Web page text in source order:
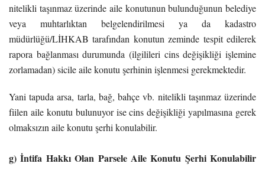
nitelikli taşınmaz üzerinde aile konutunun bulunduğunun belediye
veya muhtarlıktan belgelendirilmesi ya da kadastro
müdürlüğü/LİHKAB tarafından konutun zeminde tespit edilerek
rapora bağlanması durumunda (ilgilileri cins değişikliği işlemine
zorlamadan) sicile aile konutu şerhinin işlenmesi gerekmektedir.
Yani tapuda arsa, tarla, bağ, bahçe vb. nitelikli taşınmaz üzerinde
fiilen aile konutu bulunuyor ise cins değişikliği yapılmasına gerek
olmaksızın aile konutu şerhi konulabilir.
g) İntifa Hakkı Olan Parsele Aile Konutu Şerhi Konulabilir